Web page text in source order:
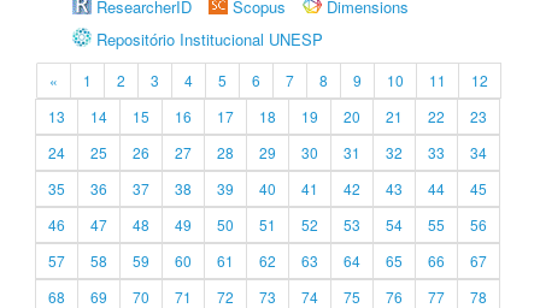
ResearcherID
Scopus
Dimensions
Repositório Institucional UNESP
« 1 2 3 4 5 6 7 8 9 10 11
12
13
14 15 16 17 18 19 20 21 22
23
24
25 26 27 28 29 30 31 32 33
34
35
36 37 38 39 40 41 42 43 44
45
46
47 48 49 50 51 52 53 54 55
56
57
58 59 60 61 62 63 64 65 66
67
68
69 70 71 72 73 74 75 76 77
78